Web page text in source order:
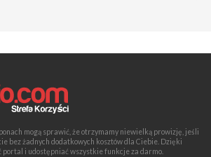
mogą sprawić, że otrzymamy niewielką prowizję, jeśli
bez żadnych dodatkowych kosztów dla Ciebie. Dzięki
portal i udostępniać wszystkie funkcje za darmo.